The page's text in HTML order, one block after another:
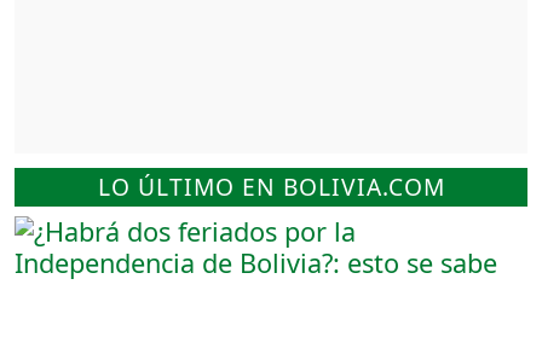
LO ÚLTIMO EN BOLIVIA.COM